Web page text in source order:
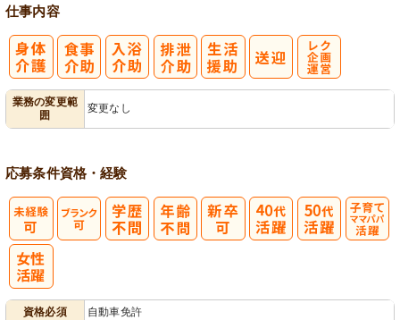
仕事内容
業務の変更範
囲
変更なし
応募条件資格・経験
資格必須
自動車免許